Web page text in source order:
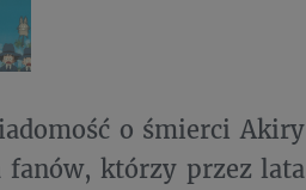
o śmierci Akiry
fanów, którzy przez lata